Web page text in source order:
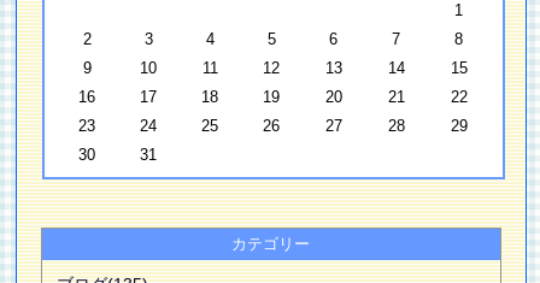
1
2
3 4 5 6 7
8
9
10 11 12 13 14
15
16
17 18 19 20 21
22
23
24 25 26 27 28
29
30
31
カテゴリー